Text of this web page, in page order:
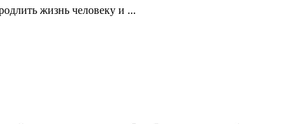
жизнь человеку и ...